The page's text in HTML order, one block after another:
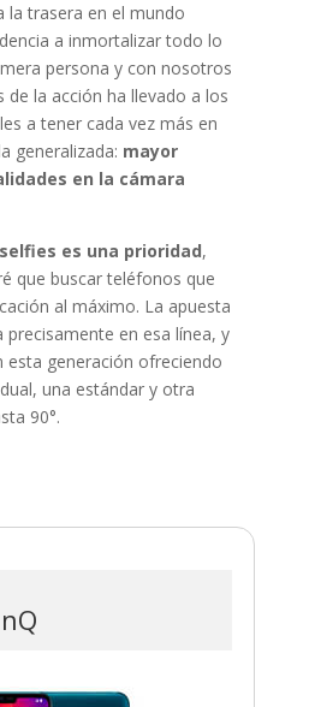
la trasera en el mundo
a inmortalizar todo lo
persona y con nosotros
la acción ha llevado a los
a tener cada vez más en
generalizada: mayor
en la cámara
es una prioridad,
que buscar teléfonos que
al máximo. La apuesta
precisamente en esa línea, y
esta generación ofreciendo
una estándar y otra
90°.